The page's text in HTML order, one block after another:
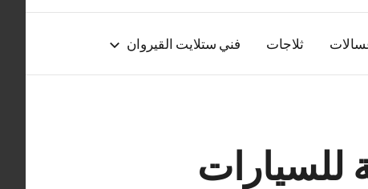
ثلاجات فني ستلايت القيروان
للسيارات